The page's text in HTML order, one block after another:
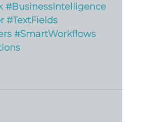
#BusinessIntelligence
#TextFields
#SmartWorkflows